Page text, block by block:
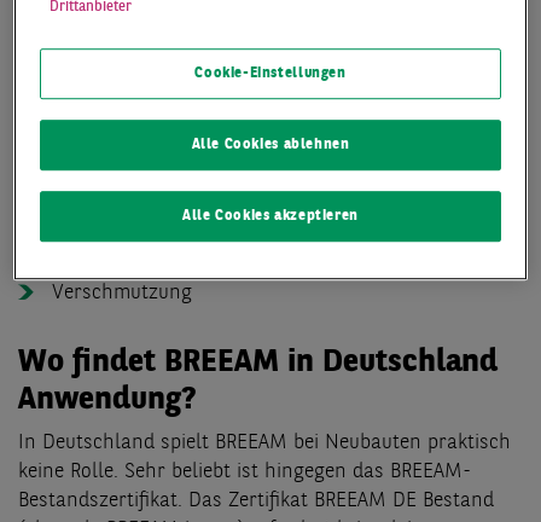
Management
Materialien
Verschmutzung
Wo findet BREEAM in Deutschland
Anwendung?
In Deutschland spielt BREEAM bei Neubauten praktisch
keine Rolle. Sehr beliebt ist hingegen das BREEAM-
Bestandszertifikat. Das Zertifikat BREEAM DE Bestand
Drittanbieter
Cookie-Einstellungen
Alle Cookies ablehnen
Alle Cookies akzeptieren